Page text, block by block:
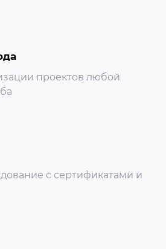
проектов любой
с сертификатами и